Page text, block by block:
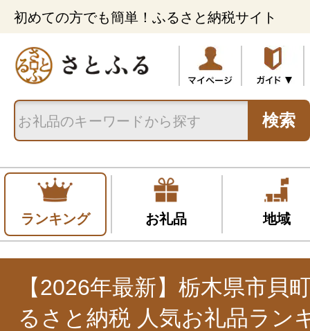
初めての方でも簡単！ふるさと納税サイト
検索
ランキング お礼品 地域
【2026年最新】栃木県市貝
るさと納税 人気お礼品ラン